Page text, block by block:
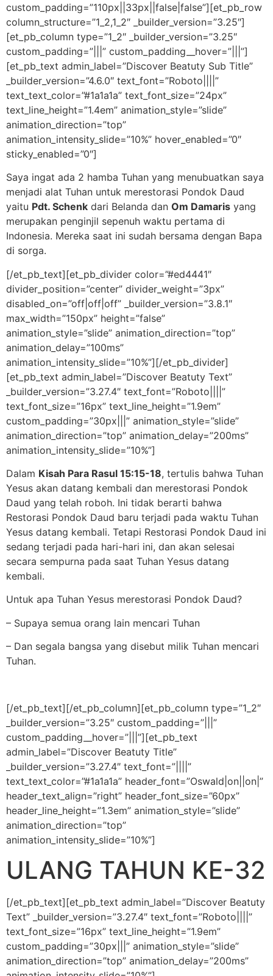
custom_padding=”110px||33px||false|false”][et_pb_row
column_structure=”1_2,1_2″ _builder_version=”3.25″]
[et_pb_column type=”1_2″ _builder_version=”3.25″
custom_padding=”|||” custom_padding__hover=”|||”]
[et_pb_text admin_label=”Discover Beatuty Sub Title”
_builder_version=”4.6.0″ text_font=”Roboto||||”
text_text_color=”#1a1a1a” text_font_size=”24px”
text_line_height=”1.4em” animation_style=”slide”
animation_direction=”top”
animation_intensity_slide=”10%” hover_enabled=”0″
sticky_enabled=”0″]
Saya ingat ada 2 hamba Tuhan yang menubuatkan saya
menjadi alat Tuhan untuk merestorasi Pondok Daud
yaitu Pdt. Schenk dari Belanda dan Om Damaris yang
merupakan penginjil sepenuh waktu pertama di
Indonesia. Mereka saat ini sudah bersama dengan Bapa
di sorga.
[/et_pb_text][et_pb_divider color=”#ed4441″
divider_position=”center” divider_weight=”3px”
disabled_on=”off|off|off” _builder_version=”3.8.1″
max_width=”150px” height=”false”
animation_style=”slide” animation_direction=”top”
animation_delay=”100ms”
animation_intensity_slide=”10%”][/et_pb_divider]
[et_pb_text admin_label=”Discover Beatuty Text”
_builder_version=”3.27.4″ text_font=”Roboto||||”
text_font_size=”16px” text_line_height=”1.9em”
custom_padding=”30px|||” animation_style=”slide”
animation_direction=”top” animation_delay=”200ms”
animation_intensity_slide=”10%”]
Dalam Kisah Para Rasul 15:15-18, tertulis bahwa Tuhan
Yesus akan datang kembali dan merestorasi Pondok
Daud yang telah roboh. Ini tidak berarti bahwa
Restorasi Pondok Daud baru terjadi pada waktu Tuhan
Yesus datang kembali. Tetapi Restorasi Pondok Daud ini
sedang terjadi pada hari-hari ini, dan akan selesai
secara sempurna pada saat Tuhan Yesus datang
kembali.
Untuk apa Tuhan Yesus merestorasi Pondok Daud?
– Supaya semua orang lain mencari Tuhan
– Dan segala bangsa yang disebut milik Tuhan mencari
Tuhan.
[/et_pb_text][/et_pb_column][et_pb_column type=”1_2″
_builder_version=”3.25″ custom_padding=”|||”
custom_padding__hover=”|||”][et_pb_text
admin_label=”Discover Beatuty Title”
_builder_version=”3.27.4″ text_font=”||||”
text_text_color=”#1a1a1a” header_font=”Oswald|on||on|”
header_text_align=”right” header_font_size=”60px”
header_line_height=”1.3em” animation_style=”slide”
animation_direction=”top”
animation_intensity_slide=”10%”]
ULANG TAHUN KE-32
[/et_pb_text][et_pb_text admin_label=”Discover Beatuty
Text” _builder_version=”3.27.4″ text_font=”Roboto||||”
text_font_size=”16px” text_line_height=”1.9em”
custom_padding=”30px|||” animation_style=”slide”
animation_direction=”top” animation_delay=”200ms”